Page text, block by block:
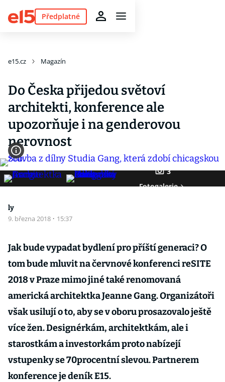
Předplatné
e15.cz Magazín
Do Česka přijedou světoví
architekti, konference ale
upozorňuje i na genderovou
nerovnost
3
Fotogalerie
ly
9. března 2018 · 15:37
Jak bude vypadat bydlení pro příští generaci? O
tom bude mluvit na červnové konferenci reSITE
2018 v Praze mimo jiné také renomovaná
americká architektka Jeanne Gang. Organizátoři
však usilují o to, aby se v oboru prosazovalo ještě
více žen. Designérkám, architektkám, ale i
starostkám a investorkám proto nabízejí
vstupenky se 70procentní slevou. Partnerem
konference je deník E15.